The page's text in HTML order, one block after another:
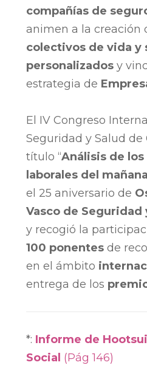
compañías de
animen a la creación
colectivos de vida y
personalizadosy
estrategia de
El IV Congreso
Seguridad y Salud de
título “Análisis de
laborales del mañana
el 25 aniversario de
Vasco de Seguridad
y recogió la
100 ponentesde
en el ámbito
entrega de los
*: Informe de
Social (Pág 146)